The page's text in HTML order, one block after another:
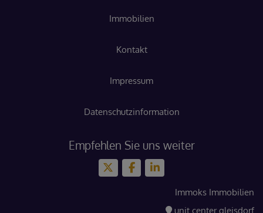
Immobilien
Kontakt
Impressum
Datenschutzinformation
Empfehlen Sie uns weiter
Immoks Immobilien
unit center gleisdorf